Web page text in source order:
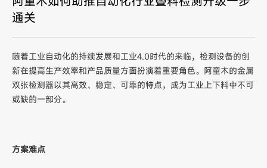
通关
随着工业自动化的持续发展和工业4.0时代的来临，检测设备的创
新在提高生产效率和产品质量方面扮演着重要角色。阿童木的金属
双张检测器以其高效、稳定、可靠的特点，成为工业上下料中不可
或缺的一部分。
方案难点